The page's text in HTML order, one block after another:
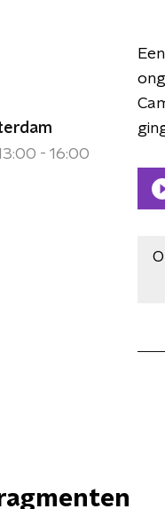
- 16:00